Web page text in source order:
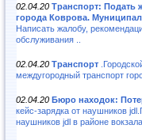
02.04.20 Транспорт: Подать
города Коврова.
Написать жалобу,
обслуживания ..
02.04.20 Транспорт
междугородный транспорт
02.04.20 Бюро находок:
кейс-зарядка от наушников
наушников jdl в районе